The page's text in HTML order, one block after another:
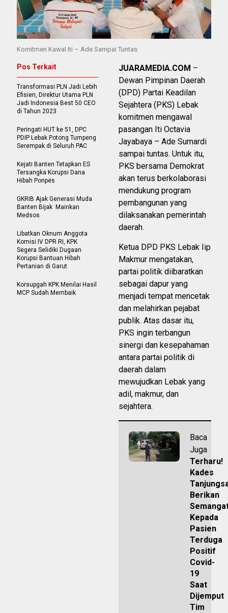
Komitmen Kawal Iti – Ade Sampai Tuntas
JUARAMEDIA.COM –
Dewan Pimpinan Daerah
(DPD) Partai Keadilan
Sejahtera (PKS) Lebak
komitmen mengawal
pasangan Iti Octavia
Jayabaya – Ade Sumardi
sampai tuntas. Untuk itu,
PKS bersama Demokrat
akan terus berkolaborasi
mendukung program
pembangunan yang
dilaksanakan pemerintah
daerah.
Ketua DPD PKS Lebak Iip
Makmur mengatakan,
partai politik diibaratkan
sebagai dapur yang
menjadi tempat mencetak
dan melahirkan pejabat
publik. Atas dasar itu,
PKS ingin terbangun
sinergi dan kesepahaman
antara partai politik di
daerah dalam
mewujudkan Lebak yang
adil, makmur, dan
sejahtera.
Baca
Juga
Terharu!
Kades
Berikan
Kepada
Pasien
Terduga
Positif
Covid-
19
Saat
Dijemput
Tim
Pos Terkait
Transformasi PLN Jadi Lebih
Efisien, Direktur Utama PLN
Jadi Indonesia Best 50 CEO
di Tahun 2023
Peringati HUT ke 51, DPC
PDIP Lebak Potong Tumpeng
Serempak di Seluruh PAC
Kejati Banten Tetapkan ES
Tersangka Korupsi Dana
Hibah Ponpes
GKRIB Ajak Generasi Muda
Banten Bijak Mainkan
Medsos
Libatkan Oknum Anggota
Komisi IV DPR RI, KPK
Segera Selidiki Dugaan
Korupsi Bantuan Hibah
Pertanian di Garut
Korsupgah KPK Menilai Hasil
MCP Sudah Membaik